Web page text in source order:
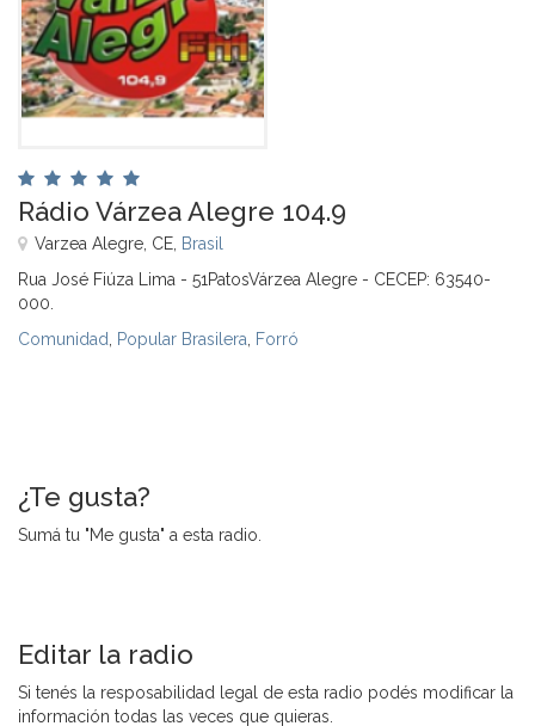
Rádio Várzea Alegre 104.9
Varzea Alegre, CE, Brasil
Rua José Fiúza Lima - 51PatosVárzea Alegre - CECEP: 63540-
000.
Comunidad Popular Brasilera Forró
¿Te gusta?
Sumá tu "Me gusta" a esta radio.
Editar la radio
Si tenés la resposabilidad legal de esta radio podés modificar la
información todas las veces que quieras.